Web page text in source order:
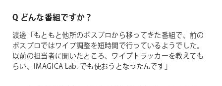
Q どんな番組ですか？
渡邊「もともと他所のポスプロから移ってきた番組で、前の
ポスプロではワイプ調整を短時間で行っているようでした。
以前の担当者に聞いたところ、ワイプトラッカーを教えても
らい、IMAGICA Lab. でも使おうとなったんです」